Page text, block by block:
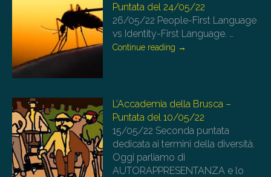
Puntata del 24/05/22
26/05/22 People-First Language
vs Identity-First Language. …
Continue reading →
L’Accademia della Brusca –
Puntata del 10/05/22
15/05/22 Seconda puntata
dedicata ai termini della diversità.
Oggi parliamo di
AUTORAPPRESENTANZA e lo